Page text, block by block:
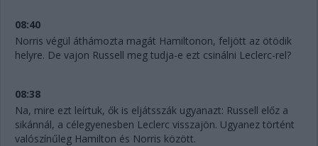
08:40
Norris végül áthámozta magát Hamiltonon, feljött az ötödik
helyre. De vajon Russell meg tudja-e ezt csinálni Leclerc-rel?
08:38
Na, mire ezt leírtuk, ők is eljátsszák ugyanazt: Russell előz a
sikánnál, a célegyenesben Leclerc visszajön. Ugyanez történt
valószínűleg Hamilton és Norris között.